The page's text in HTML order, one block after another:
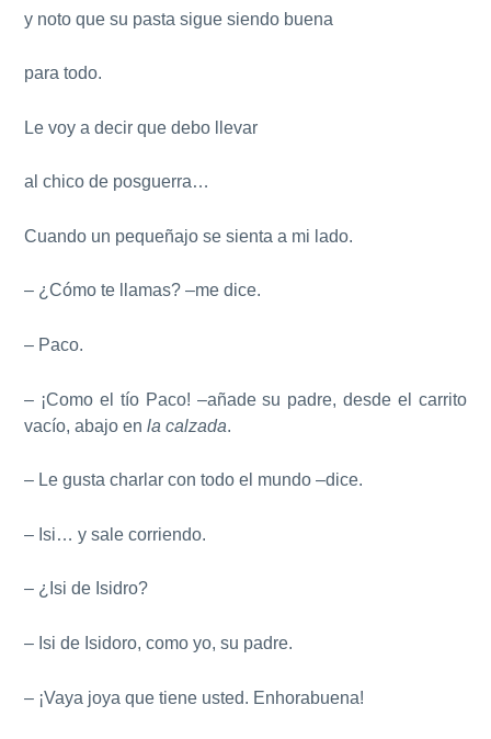
y noto que su pasta sigue siendo buena
para todo.
Le voy a decir que debo llevar
al chico de posguerra…
Cuando un pequeñajo se sienta a mi lado.
– ¿Cómo te llamas? –me dice.
– Paco.
– ¡Como el tío Paco! –añade su padre, desde el carrito
vacío, abajo enla calzada.
– Le gusta charlar con todo el mundo –dice.
– Isi… y sale corriendo.
– ¿Isi de Isidro?
– Isi de Isidoro, como yo, su padre.
– ¡Vaya joya que tiene usted. Enhorabuena!